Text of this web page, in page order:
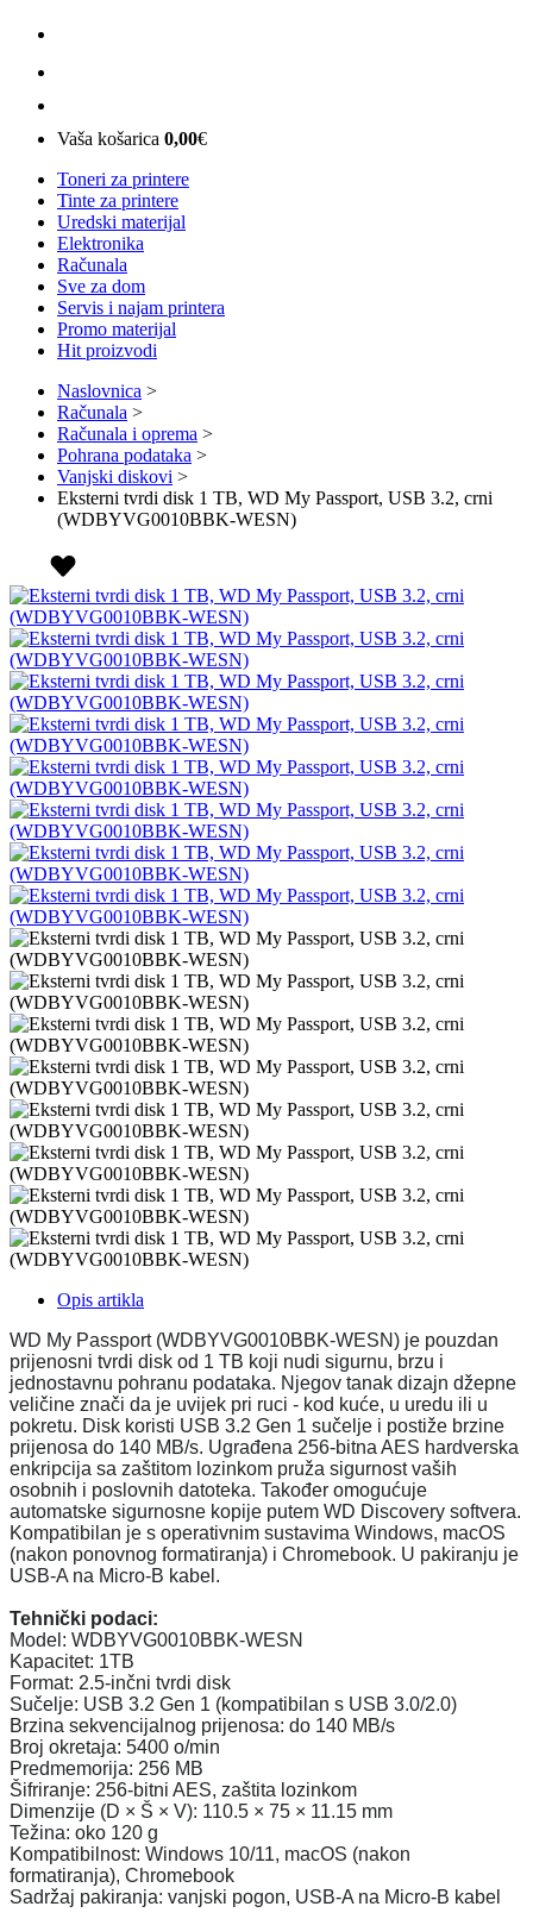
Vaša košarica 0,00€
Toneri za printere
Tinte za printere
Uredski materijal
Elektronika
Računala
Sve za dom
Servis i najam printera
Promo materijal
Hit proizvodi
Naslovnica >
Računala >
Računala i oprema >
Pohrana podataka >
Vanjski diskovi >
Eksterni tvrdi disk 1 TB, WD My Passport, USB 3.2, crni
(WDBYVG0010BBK-WESN)
Opis artikla
WD My Passport (WDBYVG0010BBK-WESN) je pouzdan
prijenosni tvrdi disk od 1 TB koji nudi sigurnu, brzu i
jednostavnu pohranu podataka. Njegov tanak dizajn džepne
veličine znači da je uvijek pri ruci - kod kuće, u uredu ili u
pokretu. Disk koristi USB 3.2 Gen 1 sučelje i postiže brzine
prijenosa do 140 MB/s. Ugrađena 256-bitna AES hardverska
enkripcija sa zaštitom lozinkom pruža sigurnost vaših
osobnih i poslovnih datoteka. Također omogućuje
automatske sigurnosne kopije putem WD Discovery softvera.
Kompatibilan je s operativnim sustavima Windows, macOS
(nakon ponovnog formatiranja) i Chromebook. U pakiranju je
USB-A na Micro-B kabel.
Tehnički podaci:
Model: WDBYVG0010BBK-WESN
Kapacitet: 1TB
Format: 2.5-inčni tvrdi disk
Sučelje: USB 3.2 Gen 1 (kompatibilan s USB 3.0/2.0)
Brzina sekvencijalnog prijenosa: do 140 MB/s
Broj okretaja: 5400 o/min
Predmemorija: 256 MB
Šifriranje: 256-bitni AES, zaštita lozinkom
Dimenzije (D × Š × V): 110.5 × 75 × 11.15 mm
Težina: oko 120 g
Kompatibilnost: Windows 10/11, macOS (nakon
formatiranja), Chromebook
Sadržaj pakiranja: vanjski pogon, USB-A na Micro-B kabel